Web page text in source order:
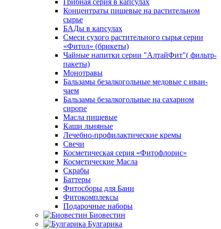
Грибная серия в капсулах
Концентраты пищевые на растительном
сырье
БАДы в капсулах
Смеси сухого растительного сырья серии
«Фитол» (брикеты)
Чайные напитки серии "АлтайФит"( фильтр-
пакеты)
Монотравы
Бальзамы безалкогольные медовые с иван-
чаем
Бальзамы безалкогольные на сахарном
сиропе
Масла пищевые
Каши льняные
Лечебно-профилактические кремы
Свечи
Косметическая серия «Фитофлорис»
Косметические Масла
Скрабы
Баттеры
Фитосборы для Бани
Фитокомплексы
Подарочные наборы
Биовестин
Булгарика